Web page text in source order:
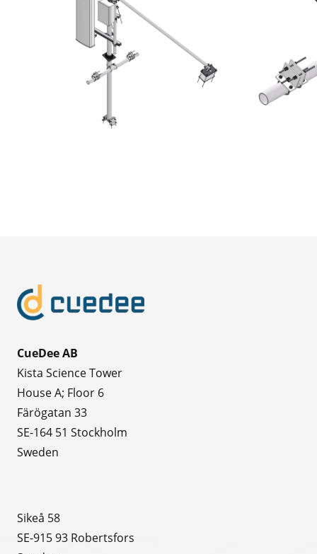
CueDee AB
Kista Science Tower
House A; Floor 6
Färögatan 33
SE-164 51 Stockholm
Sweden
Sikeå 58
SE-915 93 Robertsfors